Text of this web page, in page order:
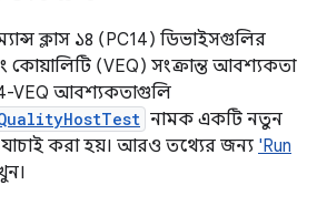
ক্লাস ১৪ (PC14) ডিভাইসগুলির
(VEQ) সংক্রান্ত আবশ্যকতা
VEQ আবশ্যকতাগুলি
নামক একটি নতুন
যাচাই করা হয়। আরও তথ্যের জন্য 'Run